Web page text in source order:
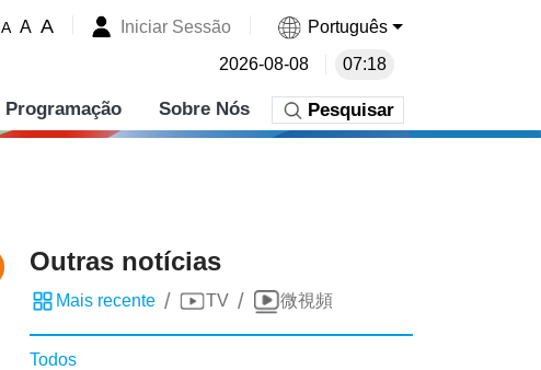
A A A Iniciar Sessão Português
2026-08-08 07:18
Programação Sobre Nós Pesquisar
Outras notícias
Mais recente / TV / 微視頻
Todos